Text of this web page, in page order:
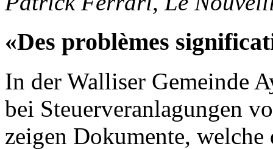
«Des problèmes
In der Walliser Gemeinde
bei Steuerveranlagungen
zeigen Dokumente,